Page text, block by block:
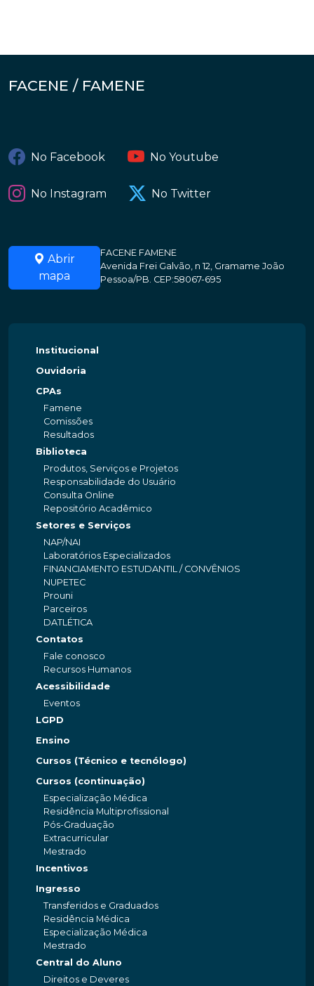
FACENE / FAMENE
No Facebook No Youtube
No Instagram No Twitter
Abrir
mapa
FACENE FAMENE
Avenida Frei Galvão, n 12, Gramame João
Pessoa/PB. CEP:58067-695
Institucional
Ouvidoria
CPAs
Famene
Comissões
Resultados
Biblioteca
Produtos, Serviços e Projetos
Responsabilidade do Usuário
Consulta Online
Repositório Acadêmico
Setores e Serviços
NAP/NAI
Laboratórios Especializados
FINANCIAMENTO ESTUDANTIL / CONVÊNIOS
NUPETEC
Prouni
Parceiros
DATLÉTICA
Contatos
Fale conosco
Recursos Humanos
Acessibilidade
Eventos
LGPD
Ensino
Cursos (Técnico e tecnólogo)
Cursos (continuação)
Especialização Médica
Residência Multiprofissional
Pós-Graduação
Extracurricular
Mestrado
Incentivos
Ingresso
Transferidos e Graduados
Residência Médica
Especialização Médica
Mestrado
Central do Aluno
Direitos e Deveres